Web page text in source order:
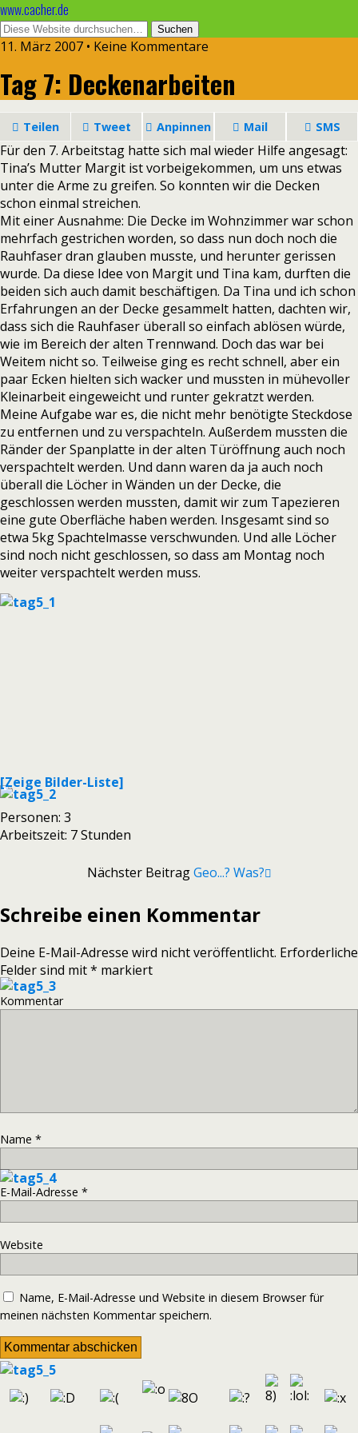
www.cacher.de
11. März 2007 • Keine Kommentare
Tag 7: Deckenarbeiten
Teilen Tweet Anpinnen Mail SMS
Für den 7. Arbeitstag hatte sich mal wieder Hilfe angesagt:
Tina’s Mutter Margit ist vorbeigekommen, um uns etwas
unter die Arme zu greifen. So konnten wir die Decken
schon einmal streichen.
Mit einer Ausnahme: Die Decke im Wohnzimmer war schon
mehrfach gestrichen worden, so dass nun doch noch die
Rauhfaser dran glauben musste, und herunter gerissen
wurde. Da diese Idee von Margit und Tina kam, durften die
beiden sich auch damit beschäftigen. Da Tina und ich schon
Erfahrungen an der Decke gesammelt hatten, dachten wir,
dass sich die Rauhfaser überall so einfach ablösen würde,
wie im Bereich der alten Trennwand. Doch das war bei
Weitem nicht so. Teilweise ging es recht schnell, aber ein
paar Ecken hielten sich wacker und mussten in mühevoller
Kleinarbeit eingeweicht und runter gekratzt werden.
Meine Aufgabe war es, die nicht mehr benötigte Steckdose
zu entfernen und zu verspachteln. Außerdem mussten die
Ränder der Spanplatte in der alten Türöffnung auch noch
verspachtelt werden. Und dann waren da ja auch noch
überall die Löcher in Wänden un der Decke, die
geschlossen werden mussten, damit wir zum Tapezieren
eine gute Oberfläche haben werden. Insgesamt sind so
etwa 5kg Spachtelmasse verschwunden. Und alle Löcher
sind noch nicht geschlossen, so dass am Montag noch
weiter verspachtelt werden muss.
[Zeige Bilder-Liste]
Personen: 3
Arbeitszeit: 7 Stunden
Nächster BeitragGeo...? Was?
Schreibe einen Kommentar
Deine E-Mail-Adresse wird nicht veröffentlicht. Erforderliche
Felder sind mit* markiert
Kommentar
Name *
E-Mail-Adresse *
Website
Name, E-Mail-Adresse und Website in diesem Browser für
meinen nächsten Kommentar speichern.